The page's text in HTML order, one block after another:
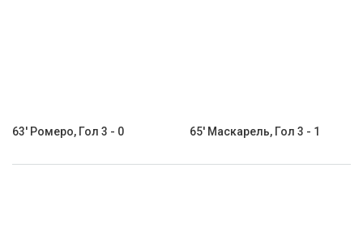
63' Ромеро, Гол 3 - 0 65' Маскарель, Гол 3 - 1